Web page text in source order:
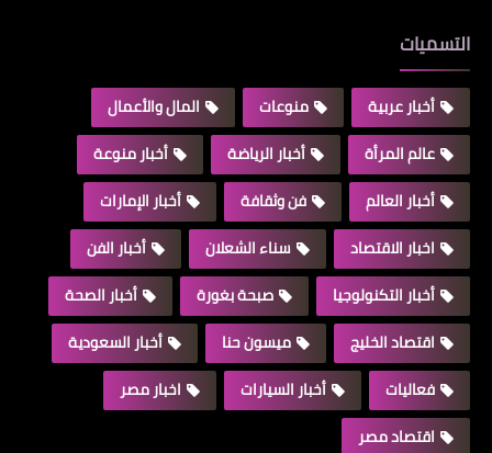
التسميات
أخبار عربية منوعات
المال والأعمال
عالم المرأة
أخبار الرياضة
أخبار منوعة
أخبار العالم
فن وثقافة
أخبار الإمارات
اخبار الاقتصاد
سناء الشعلان
أخبار الفن
أخبار التكنولوجيا
صبحة بغورة
أخبار الصحة
اقتصاد الخليج
ميسون حنا
أخبار السعودية
فعاليات
أخبار السيارات
اخبار مصر
اقتصاد مصر